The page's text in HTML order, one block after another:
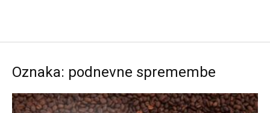
Oznaka: podnevne spremembe